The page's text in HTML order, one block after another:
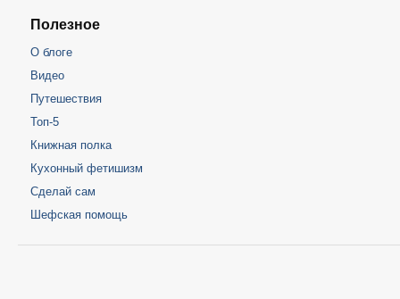
Полезное
О блоге
Видео
Путешествия
Топ-5
Книжная полка
Кухонный фетишизм
Сделай сам
Шефская помощь